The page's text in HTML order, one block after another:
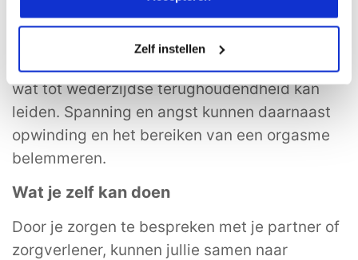
Zelf instellen
tijdens de gemeenschap kan spanning of
terughoudendheid veroorzaken. Niet alleen jij,
maar ook je partner kan hier bezorgd over zijn,
wat tot wederzijdse terughoudendheid kan
leiden. Spanning en angst kunnen daarnaast
opwinding en het bereiken van een orgasme
belemmeren.
Wat je zelf kan doen
Door je zorgen te bespreken met je partner of
zorgverlener, kunnen jullie samen naar